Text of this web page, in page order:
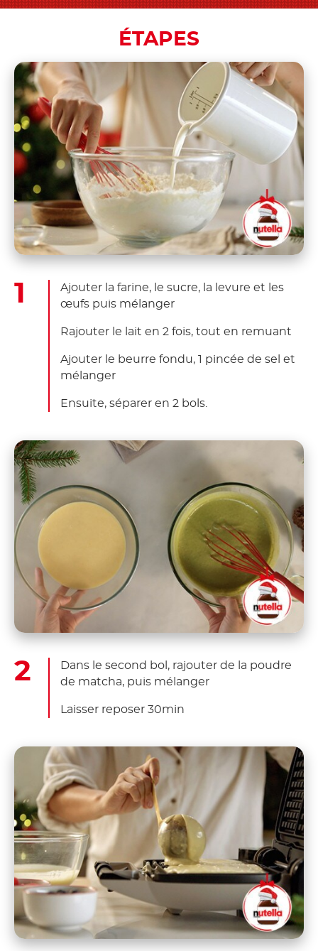
ÉTAPES
Ajouter la farine, le sucre, la levure et les
œufs puis mélanger
Rajouter le lait en 2 fois, tout en remuant
Ajouter le beurre fondu, 1 pincée de sel et
mélanger
Ensuite, séparer en 2 bols.
Dans le second bol, rajouter de la poudre
de matcha, puis mélanger
Laisser reposer 30min